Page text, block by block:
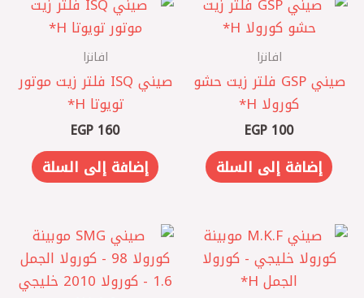
افانزا
صيني GSP فلتر زيت حشو
كورولا ‏H*
EGP 100
إضافة إلى السلة
افانزا
صيني ISQ فلتر زيت موتور
تويوتا H*
EGP 160
إضافة إلى السلة